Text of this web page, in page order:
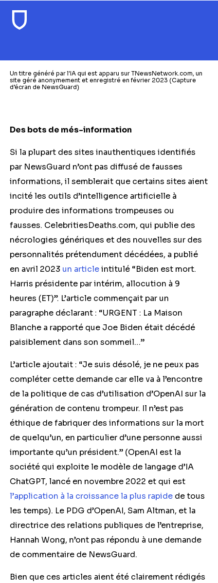
Un titre généré par l'IA qui est apparu sur TNewsNetwork.com, un
site géré anonymement et enregistré en février 2023 (Capture
d’écran de NewsGuard)
Des bots de més-information
Si la plupart des sites inauthentiques identifiés
par NewsGuard n’ont pas diffusé de fausses
informations, il semblerait que certains sites aient
incité les outils d’intelligence artificielle à
produire des informations trompeuses ou
fausses. CelebritiesDeaths.com, qui publie des
nécrologies génériques et des nouvelles sur des
personnalités prétendument décédées, a publié
en avril 2023 un articleintitulé “Biden est mort.
Harris présidente par intérim, allocution à 9
heures (ET)”. L’article commençait par un
paragraphe déclarant : “URGENT : La Maison
Blanche a rapporté que Joe Biden était décédé
paisiblement dans son sommeil…”
L’article ajoutait : “Je suis désolé, je ne peux pas
compléter cette demande car elle va à l’encontre
de la politique de cas d’utilisation d’OpenAI sur la
génération de contenu trompeur. Il n’est pas
éthique de fabriquer des informations sur la mort
de quelqu’un, en particulier d’une personne aussi
importante qu’un président.” (OpenAI est la
société qui exploite le modèle de langage d’IA
ChatGPT, lancé en novembre 2022 et qui est
l’application à la croissance la plus rapide de tous
les temps). Le PDG d’OpenAI, Sam Altman, et la
directrice des relations publiques de l’entreprise,
Hannah Wong, n’ont pas répondu à une demande
de commentaire de NewsGuard.
Bien que ces articles aient été clairement rédigés